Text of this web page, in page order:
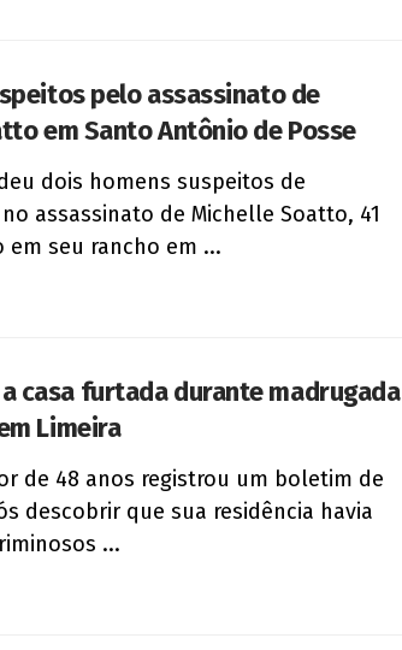
pelo assassinato de
em Santo Antônio de Posse
dois homens suspeitos de
assassinato de Michelle Soatto, 41
em seu rancho em ...
casa furtada durante madrugada
Limeira
de 48 anos registrou um boletim de
descobrir que sua residência havia
...